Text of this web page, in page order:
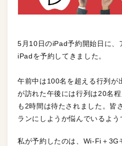
5月10日のiPad予約開始日に、
iPadを予約してきました。
午前中は100名を超える行列が
が訪れた午後には行列は20名
も2時間は待たされました。皆
ランにしようか悩んでいるよう
私が予約したのは、Wi-Fi＋3G